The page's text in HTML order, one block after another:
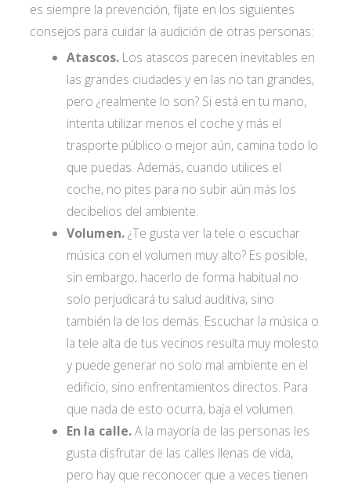
I accept theconditions*
es siempre la prevención, fíjate en los siguientes
consejos para cuidar la audición de otras personas:
Atascos.Los atascos parecen inevitables en
las grandes ciudades y en las no tan grandes,
pero ¿realmente lo son? Si está en tu mano,
intenta utilizar menos el coche y más el
trasporte público o mejor aún, camina todo lo
que puedas. Además, cuando utilices el
coche, no pites para no subir aún más los
decibelios del ambiente.
Volumen.¿Te gusta ver la tele o escuchar
música con el volumen muy alto? Es posible,
sin embargo, hacerlo de forma habitual no
solo perjudicará tu salud auditiva, sino
también la de los demás. Escuchar la música o
la tele alta de tus vecinos resulta muy molesto
y puede generar no solo mal ambiente en el
edificio, sino enfrentamientos directos. Para
que nada de esto ocurra, baja el volumen.
En la calle.A la mayoría de las personas les
gusta disfrutar de las calles llenas de vida,
pero hay que reconocer que a veces tienen